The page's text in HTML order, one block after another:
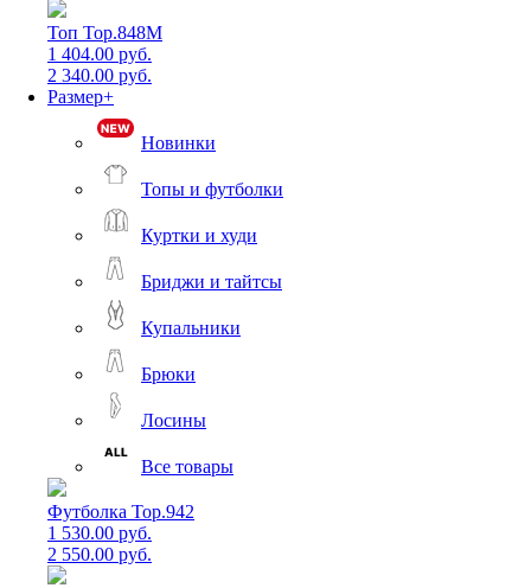
Топ Top.848M
1 404.00 руб.
2 340.00 руб.
Размер+
Новинки
Топы и футболки
Куртки и худи
Бриджи и тайтсы
Купальники
Брюки
Лосины
Все товары
Футболка Top.942
1 530.00 руб.
2 550.00 руб.